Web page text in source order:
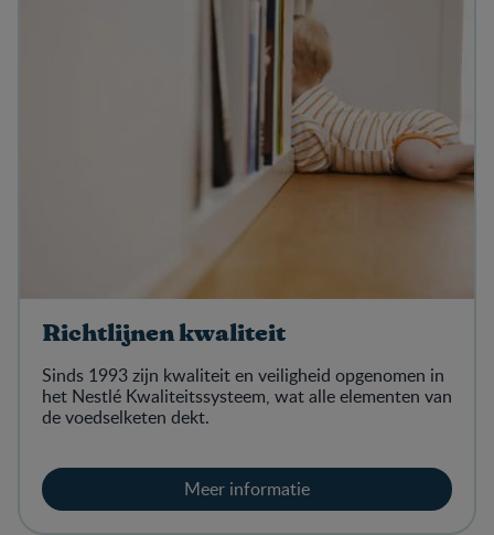
Richtlijnen kwaliteit
Sinds 1993 zijn kwaliteit en veiligheid opgenomen in
het Nestlé Kwaliteitssysteem, wat alle elementen van
de voedselketen dekt.
Meer informatie